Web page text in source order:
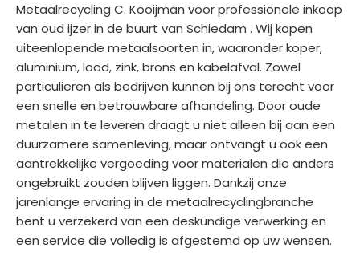
Metaalrecycling C. Kooijman voor professionele inkoop
van oud ijzer in de buurt van Schiedam . Wij kopen
uiteenlopende metaalsoorten in, waaronder koper,
aluminium, lood, zink, brons en kabelafval. Zowel
particulieren als bedrijven kunnen bij ons terecht voor
een snelle en betrouwbare afhandeling. Door oude
metalen in te leveren draagt u niet alleen bij aan een
duurzamere samenleving, maar ontvangt u ook een
aantrekkelijke vergoeding voor materialen die anders
ongebruikt zouden blijven liggen. Dankzij onze
jarenlange ervaring in de metaalrecyclingbranche
bent u verzekerd van een deskundige verwerking en
een service die volledig is afgestemd op uw wensen.